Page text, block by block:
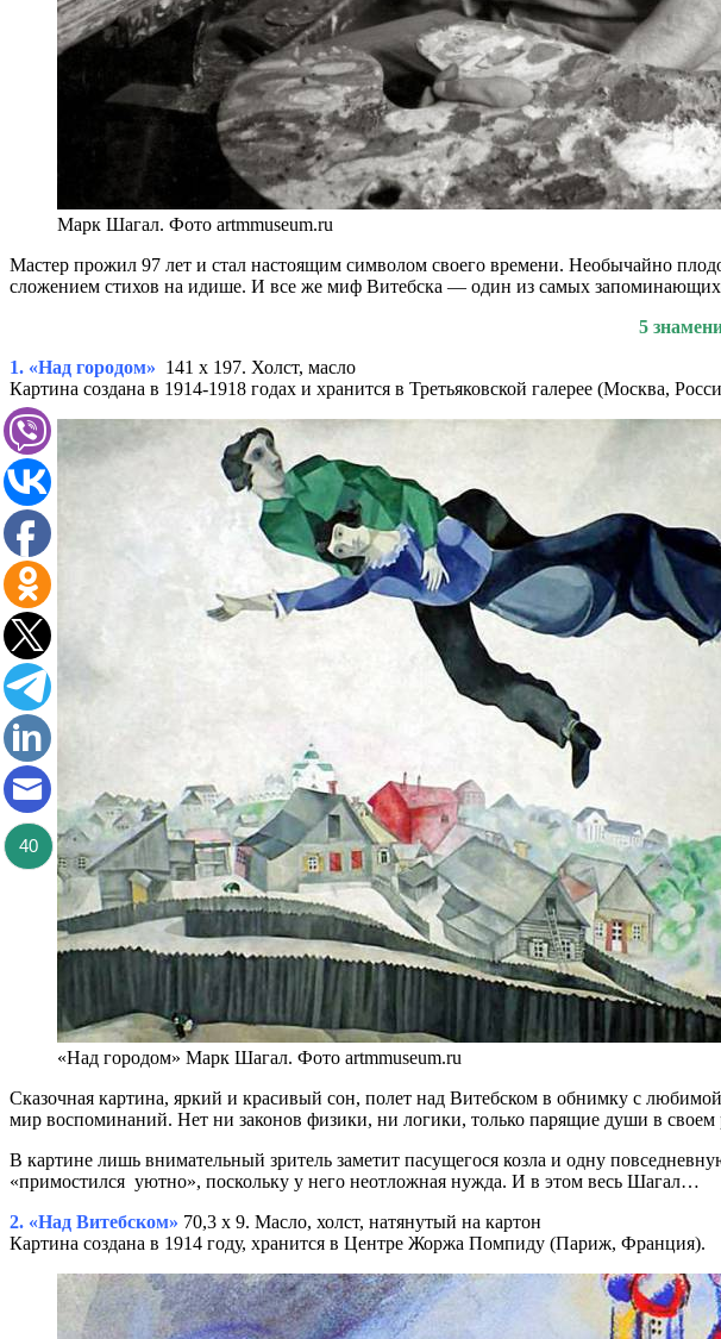
Марк Шагал. Фото artmmuseum.ru
Мастер прожил 97 лет и стал настоящим символом своего времени. Необычайно
сложением стихов на идише. И все же миф Витебска — один из самых
5
1. «Над городом» 141 х 197. Холст, масло
Картина создана в 1914-1918 годах и хранится в Третьяковской галерее (Москва,
«Над городом» Марк Шагал. Фото artmmuseum.ru
Сказочная картина, яркий и красивый сон, полет над Витебском в обнимку с
мир воспоминаний. Нет ни законов физики, ни логики, только парящие души в своем
В картине лишь внимательный зритель заметит пасущегося козла и одну
«примостился уютно», поскольку у него неотложная нужда. И в этом весь Шагал…
2. «Над Витебском» 70,3 x 9. Масло, холст, натянутый на картон
Картина создана в 1914 году, хранится в Центре Жоржа Помпиду (Париж, Франция).
40